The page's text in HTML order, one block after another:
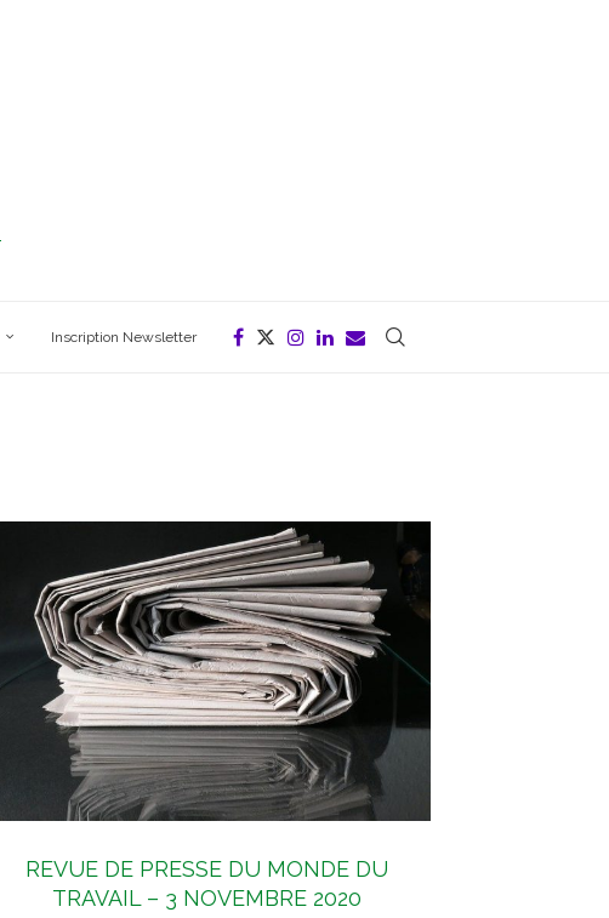
Inscription Newsletter
REVUE DE PRESSE DU MONDE DU
TRAVAIL – 3 NOVEMBRE 2020